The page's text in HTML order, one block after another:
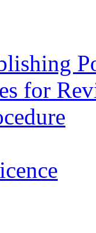
for